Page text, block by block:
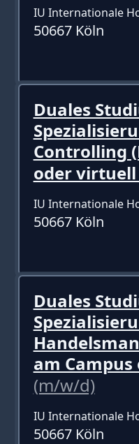
IU Internationale
50667 Köln
Duales
Controlling
oder virtuell
IU Internationale
50667 Köln
Duales
am
(m/w/d)
IU Internationale
50667 Köln